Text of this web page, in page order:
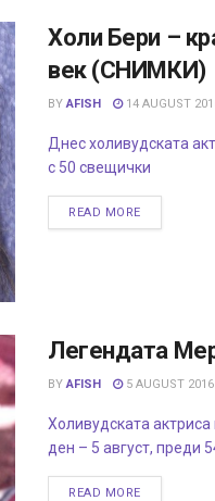
Холи Бери –
век (СНИМКИ)
BY AFISH 14 AUGUST
Днес холивудската
с 50 свещички
READ MORE
Легендата
BY AFISH 5 AUGUST 2016
Холивудската
ден – 5 август, преди
READ MORE